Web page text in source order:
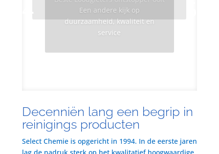
Een andere kijk op
duurzaamheid, kwaliteit en
service
Decenniën lang een begrip in
reinigings producten
Select Chemie is opgericht in 1994. In de eerste jaren